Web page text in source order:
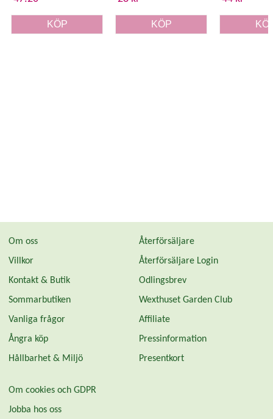
KÖP KÖP
Om oss
Villkor
Kontakt & Butik
Sommarbutiken
Vanliga frågor
Ångra köp
Hållbarhet & Miljö
Återförsäljare
Återförsäljare Login
Odlingsbrev
Wexthuset Garden Club
Affiliate
Pressinformation
Presentkort
Om cookies och GDPR
Jobba hos oss